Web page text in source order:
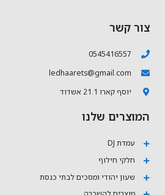
צור קשר
0545416557
ledhaarets@gmail.com
יוסף קארו 21.1 אשדוד
המוצרים שלנו
עמדת DJ
חלקי חילוף
שעון יהודי ומסכים לבתי כנסת